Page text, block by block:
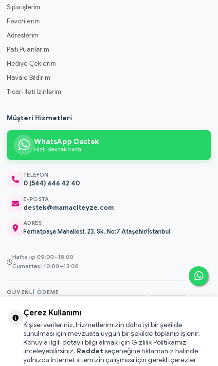
Siparişlerim
Favorilerim
Adreslerim
Pati Puanlarım
Hediye Çeklerim
Havale Bildirim
Ticari İleti İzinlerim
Müşteri Hizmetleri
WhatsApp Destek
Hızlı destek hattı
TELEFON
0 (544) 646 42 40
E-POSTA
destek@mamaciteyze.com
ADRES
Ferhatpaşa Mahallesi, 23. Sk. No:7 Ataşehir/İstanbul
Hafta içi 09:00–18:00
Cumartesi 10:00–13:00
GÜVENLI ÖDEME
256-bit SSL
© 2026 Mamacı Teyze · Nurşen ve ekibi ile birlikte ile hazırlandı.
Mesafeli Satış Sözleşmesi
Çerez Kullanımı
Kişisel verileriniz, hizmetlerimizin daha iyi bir şekilde
sunulması için mevzuata uygun bir şekilde toplanıp işlenir.
Konuyla ilgili detaylı bilgi almak için Gizlilik Politikamızı
inceleyebilirsiniz. Reddet seçeneğine tıklamanız halinde
yalnızca internet sitemizin çalışması için gerekli çerezler